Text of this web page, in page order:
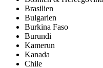
Brasilien
Bulgarien
Burkina Faso
Burundi
Kamerun
Kanada
Chile